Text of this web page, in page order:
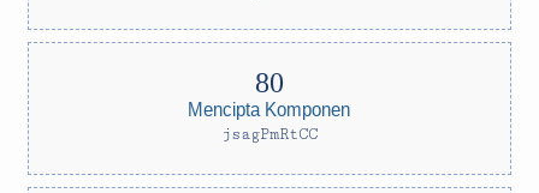
Mencipta Komponen
jsagPmRtCC